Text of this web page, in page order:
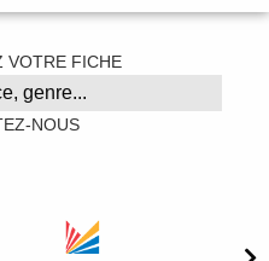
VOTRE FICHE
NOUS